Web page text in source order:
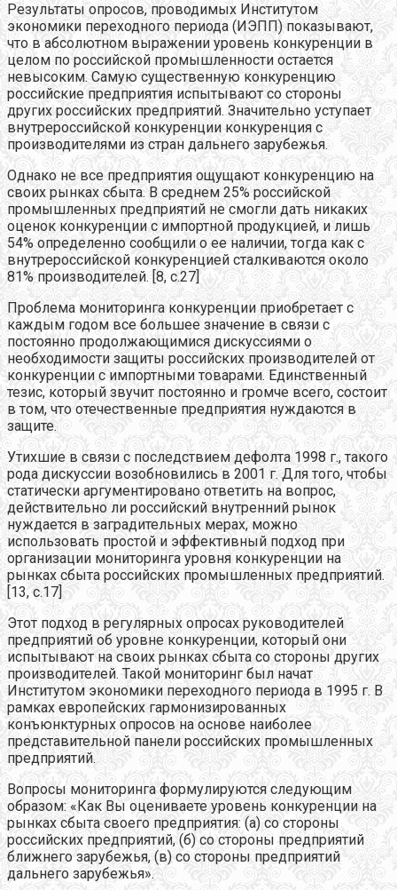
Результаты опросов, проводимых Институтом
экономики переходного периода (ИЭПП) показывают,
что в абсолютном выражении уровень конкуренции в
целом по российской промышленности остается
невысоким. Самую существенную конкуренцию
российские предприятия испытывают со стороны
других российских предприятий. Значительно уступает
внутрероссийской конкуренции конкуренция с
производителями из стран дальнего зарубежья.
Однако не все предприятия ощущают конкуренцию на
своих рынках сбыта. В среднем 25% российской
промышленных предприятий не смогли дать никаких
оценок конкуренции с импортной продукцией, и лишь
54% определенно сообщили о ее наличии, тогда как с
внутрероссийской конкуренцией сталкиваются около
81% производителей. [8, с.27]
Проблема мониторинга конкуренции приобретает с
каждым годом все большее значение в связи с
постоянно продолжающимися дискуссиями о
необходимости защиты российских производителей от
конкуренции с импортными товарами. Единственный
тезис, который звучит постоянно и громче всего, состоит
в том, что отечественные предприятия нуждаются в
защите.
Утихшие в связи с последствием дефолта 1998 г., такого
рода дискуссии возобновились в 2001 г. Для того, чтобы
статически аргументировано ответить на вопрос,
действительно ли российский внутренний рынок
нуждается в заградительных мерах, можно
использовать простой и эффективный подход при
организации мониторинга уровня конкуренции на
рынках сбыта российских промышленных предприятий.
[13, с.17]
Этот подход в регулярных опросах руководителей
предприятий об уровне конкуренции, который они
испытывают на своих рынках сбыта со стороны других
производителей. Такой мониторинг был начат
Институтом экономики переходного периода в 1995 г. В
рамках европейских гармонизированных
конъюнктурных опросов на основе наиболее
представительной панели российских промышленных
предприятий.
Вопросы мониторинга формулируются следующим
образом: «Как Вы оцениваете уровень конкуренции на
рынках сбыта своего предприятия: (а) со стороны
российских предприятий, (б) со стороны предприятий
ближнего зарубежья, (в) со стороны предприятий
дальнего зарубежья».